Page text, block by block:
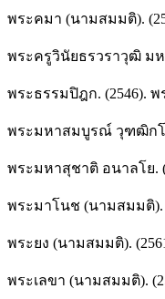
พระคมา (นามสมมติ).
พระครูวินัยธรวราวุฒิ มห
พระธรรมปิฎก. (2546).
พระมหาสมบูรณ์ วุฑฒิกโ
พระมหาสุชาติ อนาลโย.
พระมาโนช (นามสมมติ).
พระยง (นามสมมติ).
พระเลขา (นามสมมติ).